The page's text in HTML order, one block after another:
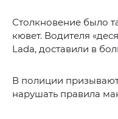
Столкновение было
кювет. Водителя
Lada, доставили в
В полиции
нарушать правила